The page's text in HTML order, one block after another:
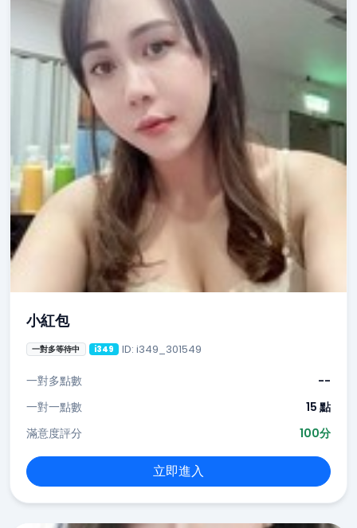
小紅包
一對多等待中 i349 ID: i349_301549
一對多點數
--
一對一點數
15 點
滿意度評分
100分
立即進入